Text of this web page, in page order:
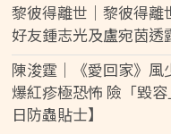
黎彼得離世｜黎彼得離
好友鍾志光及盧宛茵透
陳浚霆｜《愛回家》風
爆紅疹極恐怖 險「毀
日防蟲貼士】